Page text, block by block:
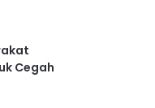
Cegah